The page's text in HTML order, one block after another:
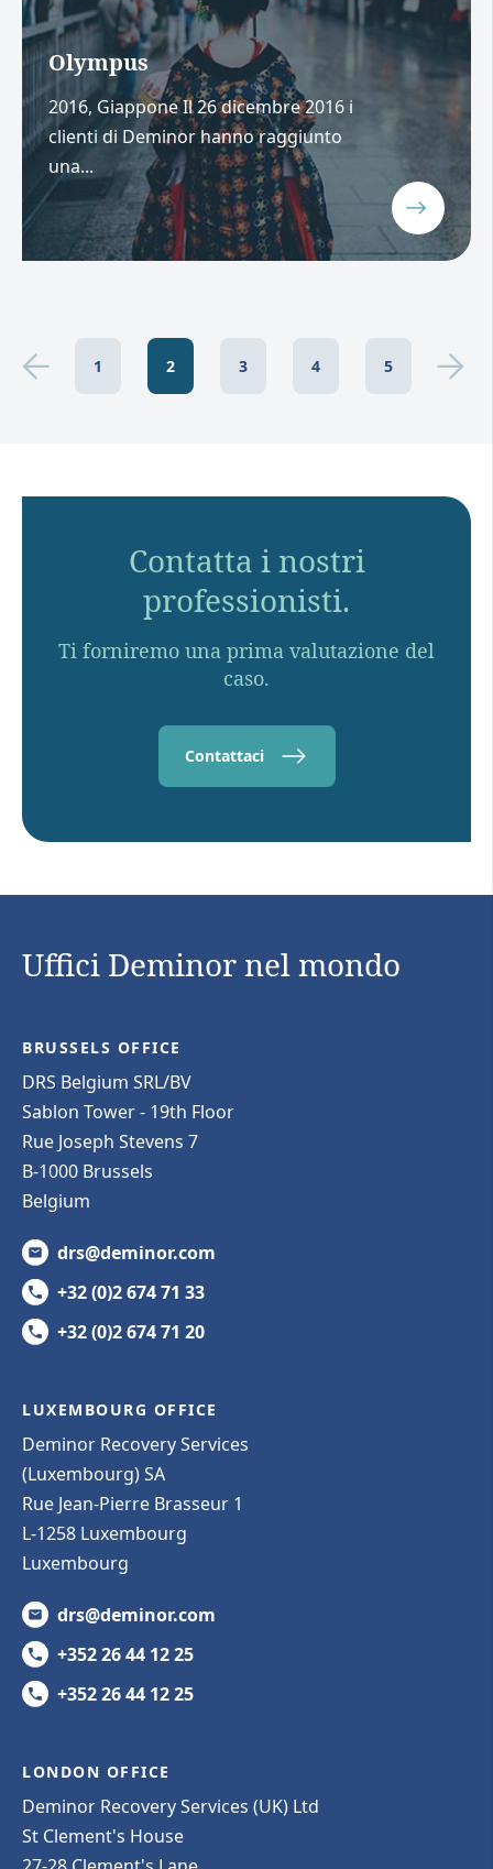
Olympus
2016, Giappone Il 26 dicembre 2016 i
clienti di Deminor hanno raggiunto
una...
1 2 3 4 5
Contatta i nostri
professionisti.
Ti forniremo una prima valutazione del
caso.
Contattaci
Uffici Deminor nel mondo
BRUSSELS OFFICE
DRS Belgium SRL/BV
Sablon Tower - 19th Floor
Rue Joseph Stevens 7
B-1000 Brussels
Belgium
drs@deminor.com
+32 (0)2 674 71 33
+32 (0)2 674 71 20
LUXEMBOURG OFFICE
Deminor Recovery Services
(Luxembourg) SA
Rue Jean-Pierre Brasseur 1
L-1258 Luxembourg
Luxembourg
drs@deminor.com
+352 26 44 12 25
+352 26 44 12 25
LONDON OFFICE
Deminor Recovery Services (UK) Ltd
St Clement's House